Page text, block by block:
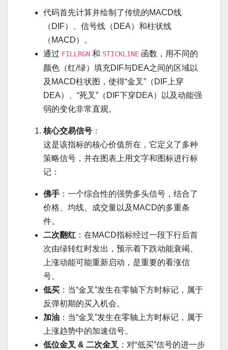
代码首先计算并绘制了传统的MACD线
（DIF）、信号线（DEA）和柱状线
（MACD）。
通过 FILLRGN 和 STICKLINE 函数，用不同的
颜色（红/绿）填充DIF与DEA之间的区域以
及MACD柱状图，使得“金叉”（DIF上穿
DEA）、“死叉”（DIF下穿DEA）以及动能强
弱的变化非常直观。
核心交易信号 ：
这是该指标的核心价值所在，它定义了多种
策略信号，并在图表上用文字和图标进行标
记：
佛手 ：一个综合性的强势多头信号，结合了
价格、均线、成交量以及MACD的多重条
件。
二次翻红 ：在MACD指标经过一段下行后首
次由绿转红时发出，预示着下跌动能衰竭、
上涨动能可能重新启动，是重要的看涨信
号。
低买 ：当“金叉”发生在零轴下方时标记，属于
反弹初期的买入机会。
加油 ：当“金叉”发生在零轴上方时标记，属于
上涨趋势中的加速信号。
低位金叉 & 二次金叉 ：对“低买”信号的进一步